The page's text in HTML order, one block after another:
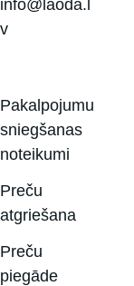
info@laoda.l
v
Pakalpojumu
sniegšanas
noteikumi
Preču
atgriešana
Preču
piegāde